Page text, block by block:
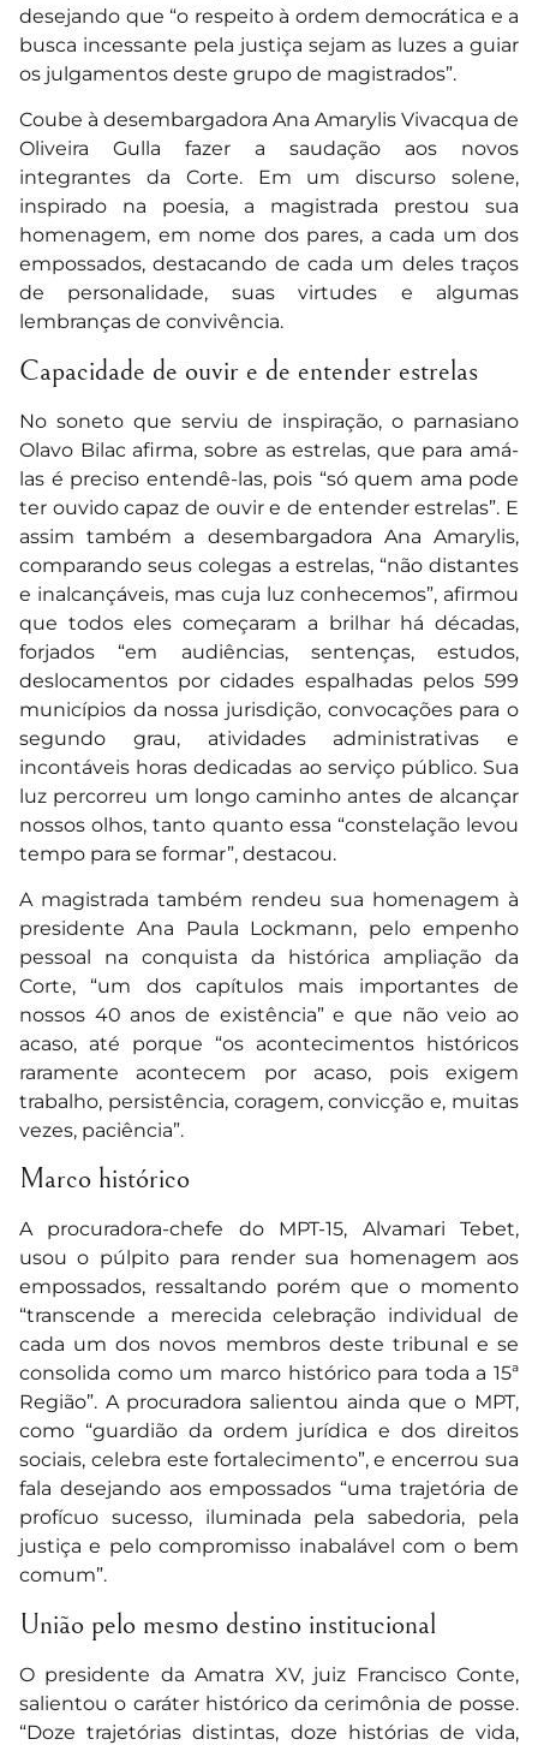
desejando que “o respeito à ordem democrática e a
busca incessante pela justiça sejam as luzes a guiar
os julgamentos deste grupo de magistrados”.
Coube à desembargadora Ana Amarylis Vivacqua de
Oliveira Gulla fazer a saudação aos novos
integrantes da Corte. Em um discurso solene,
inspirado na poesia, a magistrada prestou sua
homenagem, em nome dos pares, a cada um dos
empossados, destacando de cada um deles traços
de personalidade, suas virtudes e algumas
lembranças de convivência.
Capacidade de ouvir e de entender estrelas
No soneto que serviu de inspiração, o parnasiano
Olavo Bilac afirma, sobre as estrelas, que para amá-
las é preciso entendê-las, pois “só quem ama pode
ter ouvido capaz de ouvir e de entender estrelas”. E
assim também a desembargadora Ana Amarylis,
comparando seus colegas a estrelas, “não distantes
e inalcançáveis, mas cuja luz conhecemos”, afirmou
que todos eles começaram a brilhar há décadas,
forjados “em audiências, sentenças, estudos,
deslocamentos por cidades espalhadas pelos 599
municípios da nossa jurisdição, convocações para o
segundo grau, atividades administrativas e
incontáveis horas dedicadas ao serviço público. Sua
luz percorreu um longo caminho antes de alcançar
nossos olhos, tanto quanto essa “constelação levou
tempo para se formar”, destacou.
A magistrada também rendeu sua homenagem à
presidente Ana Paula Lockmann, pelo empenho
pessoal na conquista da histórica ampliação da
Corte, “um dos capítulos mais importantes de
nossos 40 anos de existência” e que não veio ao
acaso, até porque “os acontecimentos históricos
raramente acontecem por acaso, pois exigem
trabalho, persistência, coragem, convicção e, muitas
vezes, paciência”.
Marco histórico
A procuradora-chefe do MPT-15, Alvamari Tebet,
usou o púlpito para render sua homenagem aos
empossados, ressaltando porém que o momento
“transcende a merecida celebração individual de
cada um dos novos membros deste tribunal e se
consolida como um marco histórico para toda a 15ª
Região”. A procuradora salientou ainda que o MPT,
como “guardião da ordem jurídica e dos direitos
sociais, celebra este fortalecimento”, e encerrou sua
fala desejando aos empossados “uma trajetória de
profícuo sucesso, iluminada pela sabedoria, pela
justiça e pelo compromisso inabalável com o bem
comum”.
União pelo mesmo destino institucional
O presidente da Amatra XV, juiz Francisco Conte,
salientou o caráter histórico da cerimônia de posse.
“Doze trajetórias distintas, doze histórias de vida,